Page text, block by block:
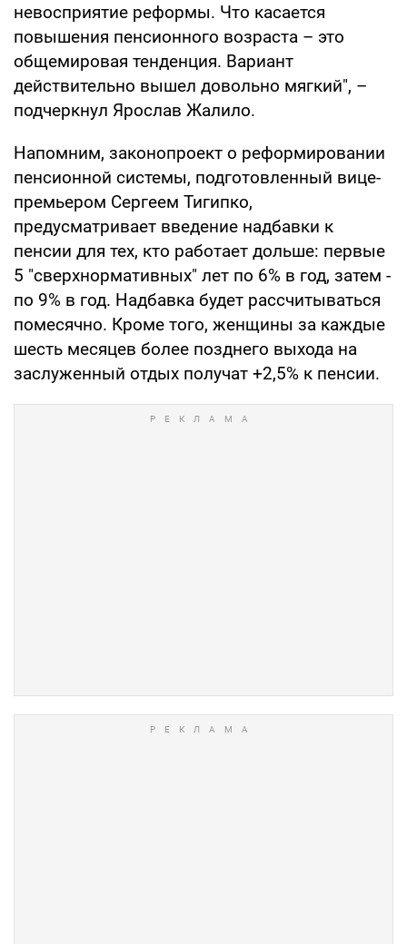
невосприятие реформы. Что касается
повышения пенсионного возраста – это
общемировая тенденция. Вариант
действительно вышел довольно мягкий", –
подчеркнул Ярослав Жалило.
Напомним, законопроект о реформировании
пенсионной системы, подготовленный вице-
премьером Сергеем Тигипко,
предусматривает введение надбавки к
пенсии для тех, кто работает дольше: первые
5 "сверхнормативных" лет по 6% в год, затем -
по 9% в год. Надбавка будет рассчитываться
помесячно. Кроме того, женщины за каждые
шесть месяцев более позднего выхода на
заслуженный отдых получат +2,5% к пенсии.